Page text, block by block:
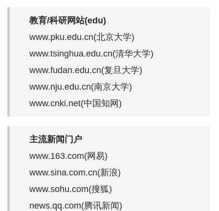
教育/科研网站(edu)
www.pku.edu.cn(北京大学)
www.tsinghua.edu.cn(清华大学)
www.fudan.edu.cn(复旦大学)
www.nju.edu.cn(南京大学)
www.cnki.net(中国知网)
主流新闻门户
www.163.com(网易)
www.sina.com.cn(新浪)
www.sohu.com(搜狐)
news.qq.com(腾讯新闻)